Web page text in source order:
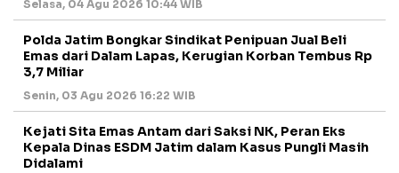
Selasa, 04 Agu 2026 10:44 WIB
Polda Jatim Bongkar Sindikat Penipuan Jual Beli
Emas dari Dalam Lapas, Kerugian Korban Tembus Rp
3,7 Miliar
Senin, 03 Agu 2026 16:22 WIB
Kejati Sita Emas Antam dari Saksi NK, Peran Eks
Kepala Dinas ESDM Jatim dalam Kasus Pungli Masih
Didalami